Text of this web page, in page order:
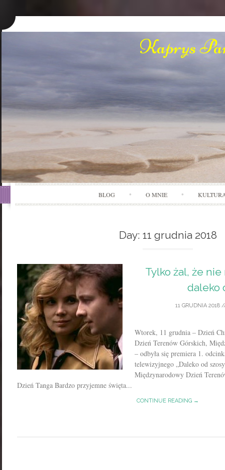
Kaprys
BLOG O MNIE
Day: 11 grudnia 2018
Tylko żal, że nie
daleko
11 GRUDNIA 2018
Wtorek, 11 grudnia – Dzień
Dzień Terenów Górskich,
– odbyła się premiera 1.
telewizyjnego „Daleko od
Międzynarodowy Dzień
Dzień Tanga Bardzo przyjemne święta...
CONTINUE READING →